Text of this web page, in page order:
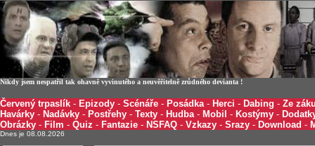
Nikdy jsem nespatřil tak ohavně vyvinutého a neuvěřitelně zrůdného devianta !
Červený trpaslík - Epizody - Scénáře - Posádka- Herci - Dabing - Ze
Havárky - Nadávky - Postřehy - Texty - Hudba- Mobil - Kostýmy -
Obrázky - Film - Quiz - Fantazie - NSFAQ - Vzkazy - Srazy - Download -
Dnes je 08.08.2026